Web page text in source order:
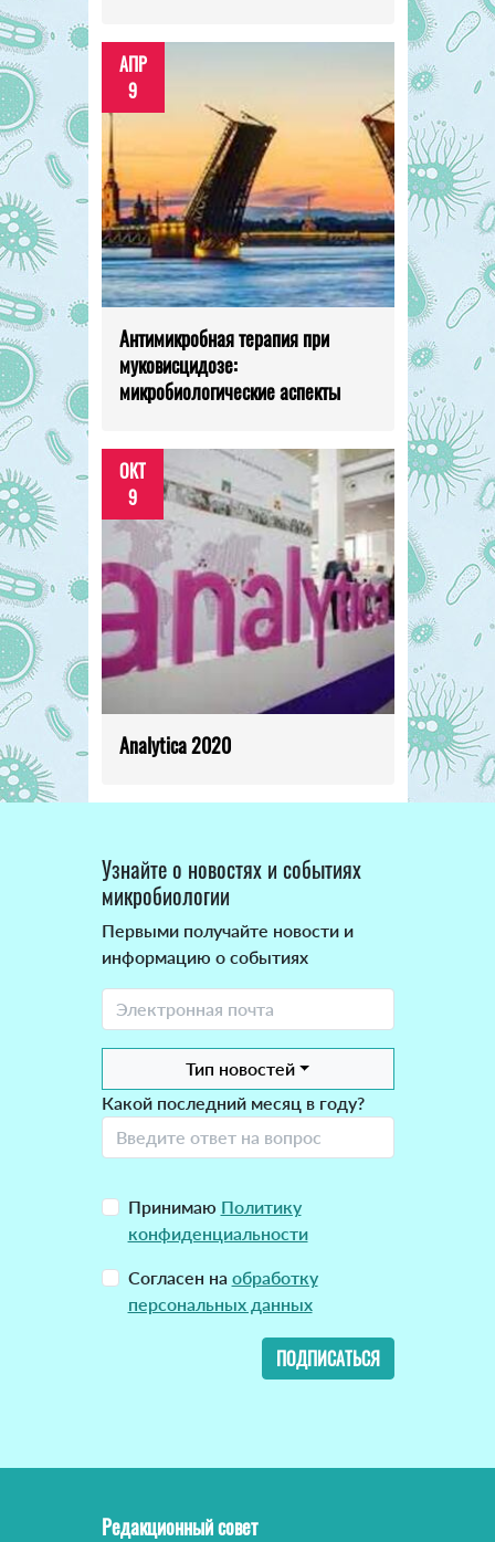
АПР
9
Антимикробная терапия при
муковисцидозе:
микробиологические аспекты
ОКТ
9
Analytica 2020
Узнайте о новостях и событиях
микробиологии
Первыми получайте новости и
информацию о событиях
Тип новостей
Какой последний месяц в году?
Принимаю Политику
конфиденциальности
Согласен на обработку
персональных данных
ПОДПИСАТЬСЯ
Редакционный совет